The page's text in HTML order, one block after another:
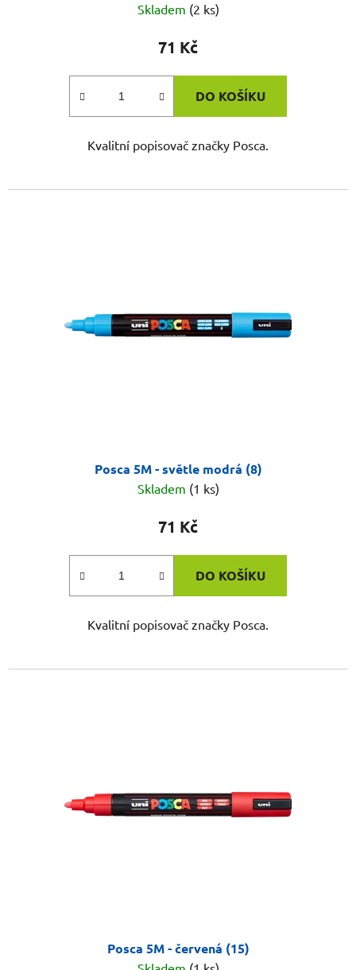
Skladem (2 ks)
71 Kč
DO KOŠÍKU
Kvalitní popisovač značky Posca.
Posca 5M - světle modrá (8)
Skladem (1 ks)
71 Kč
DO KOŠÍKU
Kvalitní popisovač značky Posca.
Posca 5M - červená (15)